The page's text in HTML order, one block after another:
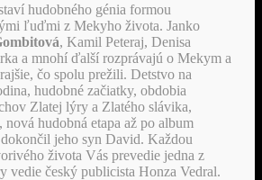
hudobného génia formou
ľuďmi z Mekyho života. Janko
, Kamil Peteraj, Denisa
a mnohí ďalší rozprávajú o Mekym a
čo spolu prežili. Detstvo n​a
hudobné začiatky, obdobia
Zlatej lýry a Zlatého slávika,
hudobná etapa až po album
jeho syn David. Každou
života Vás prevedie jedna z
vedie český publicista Honza Vedral.